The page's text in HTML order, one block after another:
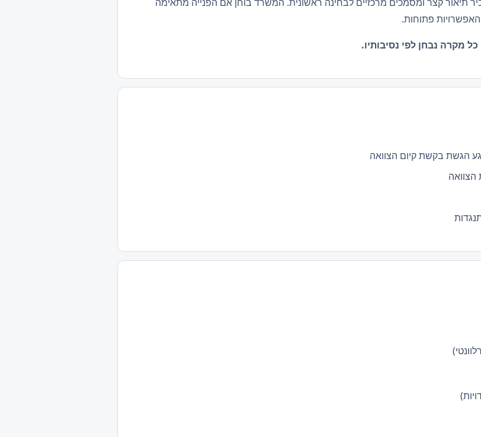
פתוחות.
מקרה נבחן לפי נסיבותיו.
הצוואה